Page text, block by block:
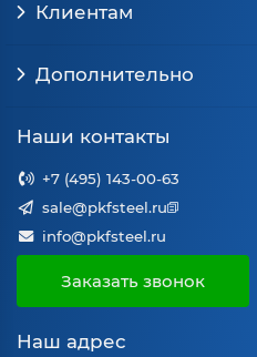
Клиентам
Дополнительно
Наши контакты
+7 (495) 143-00-63
sale@pkfsteel.ru
info@pkfsteel.ru
Заказать звонок
Наш адрес